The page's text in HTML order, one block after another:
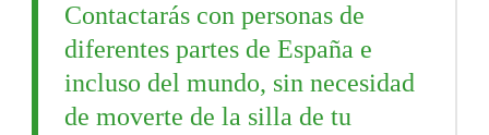
Contactarás con personas de
diferentes partes de España e
incluso del mundo, sin necesidad
de moverte de la silla de tu